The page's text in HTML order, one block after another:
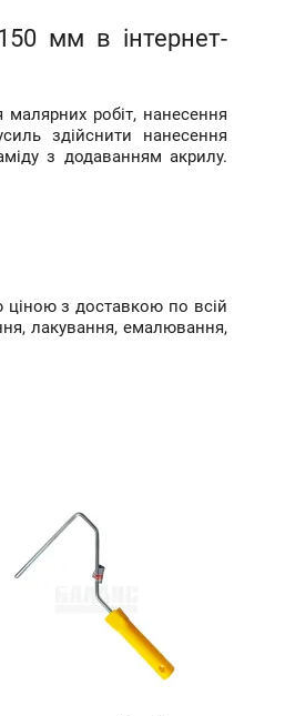
мм в інтернет-
робіт, нанесення
здійснити нанесення
з додаванням акрилу.
ціною з доставкою по всій
лакування, емалювання,